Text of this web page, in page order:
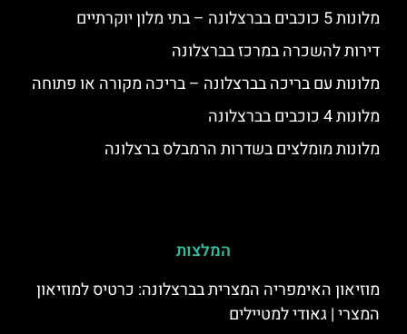
מלונות 5 כוכבים בברצלונה – בתי מלון יוקרתיים
דירות להשכרה במרכז בברצלונה
מלונות עם בריכה בברצלונה – בריכה מקורה או פתוחה
מלונות 4 כוכבים בברצלונה
מלונות מומלצים בשדרות הרמבלס ברצלונה
המלצות
מוזיאון האימפריה המצרית בברצלונה: כרטיס למוזיאון
המצרי | גאודי למטיילים